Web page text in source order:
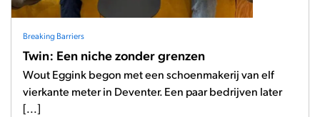
Breaking Barriers
Twin: Een niche zonder grenzen
Wout Eggink begon met een schoenmakerij van elf
vierkante meter in Deventer. Een paar bedrijven later
[...]